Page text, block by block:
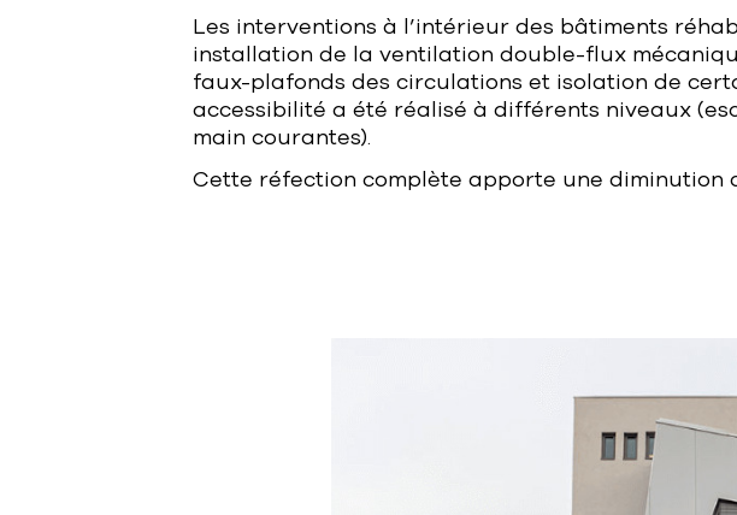
Les interventions à l’intérieur des bâtiments
installation de la ventilation double-flux
faux-plafonds des circulations et isolation de
accessibilité a été réalisé à différents niveaux
main courantes).
Cette réfection complète apporte une diminution